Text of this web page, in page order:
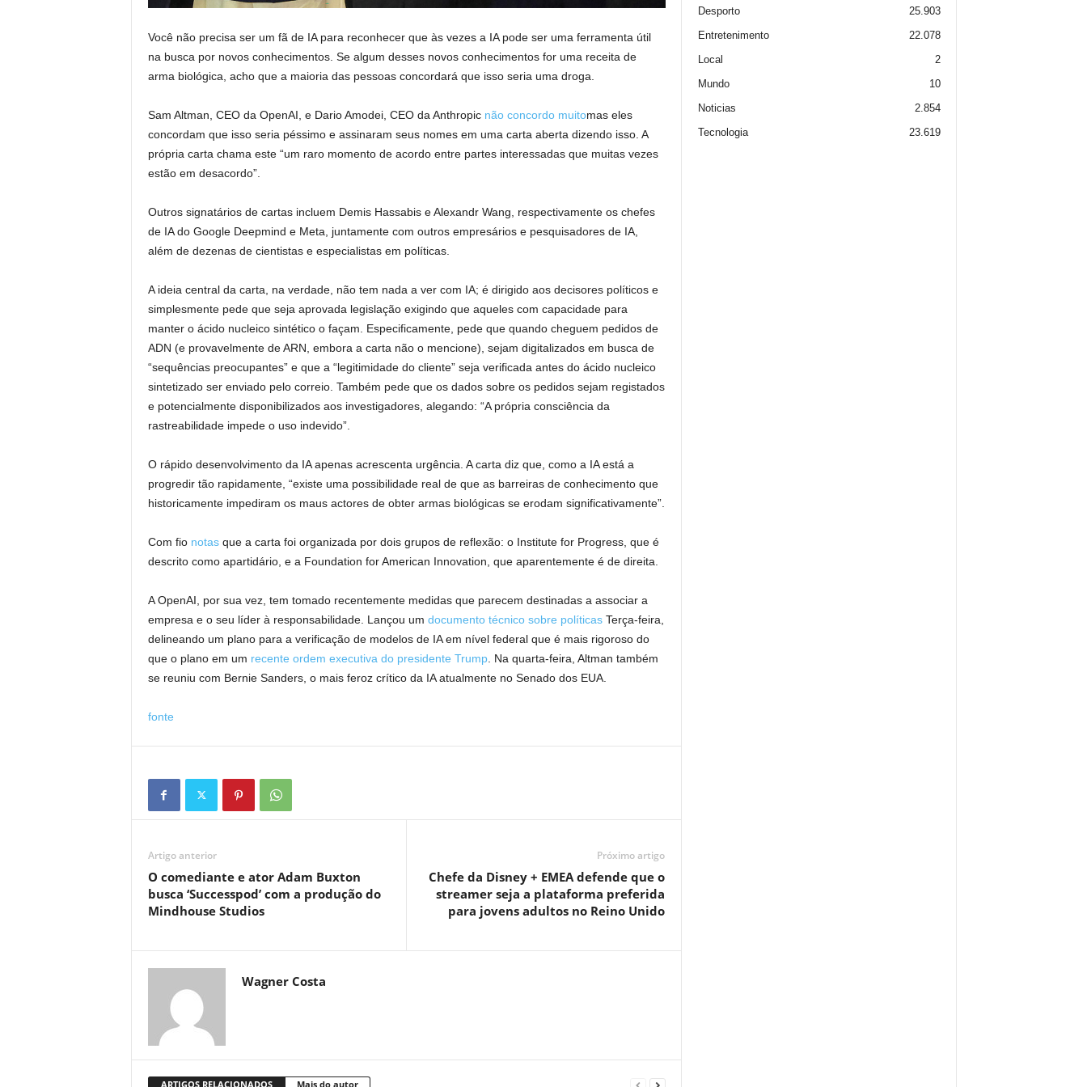
Você não precisa ser um fã de IA para reconhecer que às vezes a IA pode ser uma ferramenta útil
na busca por novos conhecimentos. Se algum desses novos conhecimentos for uma receita de
arma biológica, acho que a maioria das pessoas concordará que isso seria uma droga.
Sam Altman, CEO da OpenAI, e Dario Amodei, CEO da Anthropic não concordo muitomas eles
concordam que isso seria péssimo e assinaram seus nomes em uma carta aberta dizendo isso. A
própria carta chama este “um raro momento de acordo entre partes interessadas que muitas vezes
estão em desacordo”.
Outros signatários de cartas incluem Demis Hassabis e Alexandr Wang, respectivamente os chefes
de IA do Google Deepmind e Meta, juntamente com outros empresários e pesquisadores de IA,
além de dezenas de cientistas e especialistas em políticas.
A ideia central da carta, na verdade, não tem nada a ver com IA; é dirigido aos decisores políticos e
simplesmente pede que seja aprovada legislação exigindo que aqueles com capacidade para
manter o ácido nucleico sintético o façam. Especificamente, pede que quando cheguem pedidos de
ADN (e provavelmente de ARN, embora a carta não o mencione), sejam digitalizados em busca de
“sequências preocupantes” e que a “legitimidade do cliente” seja verificada antes do ácido nucleico
sintetizado ser enviado pelo correio. Também pede que os dados sobre os pedidos sejam registados
e potencialmente disponibilizados aos investigadores, alegando: “A própria consciência da
rastreabilidade impede o uso indevido”.
O rápido desenvolvimento da IA ​​apenas acrescenta urgência. A carta diz que, como a IA está a
progredir tão rapidamente, “existe uma possibilidade real de que as barreiras de conhecimento que
historicamente impediram os maus actores de obter armas biológicas se erodam significativamente”.
Com fio notasque a carta foi organizada por dois grupos de reflexão: o Institute for Progress, que é
descrito como apartidário, e a Foundation for American Innovation, que aparentemente é de direita.
A OpenAI, por sua vez, tem tomado recentemente medidas que parecem destinadas a associar a
empresa e o seu líder à responsabilidade. Lançou um documento técnico sobre políticasTerça-feira,
delineando um plano para a verificação de modelos de IA em nível federal que é mais rigoroso do
que o plano em um recente ordem executiva do presidente Trump. Na quarta-feira, Altman também
se reuniu com Bernie Sanders, o mais feroz crítico da IA ​​atualmente no Senado dos EUA.
fonte
Artigo anterior
O comediante e ator Adam Buxton
busca ‘Successpod’ com a produção do
Mindhouse Studios
Próximo artigo
Chefe da Disney + EMEA defende que o
streamer seja a plataforma preferida
para jovens adultos no Reino Unido
Wagner Costa
ARTIGOS RELACIONADOS Mais do autor
Desporto
25.903
Entretenimento
22.078
Local
2
Mundo
10
Noticias
2.854
Tecnologia
23.619